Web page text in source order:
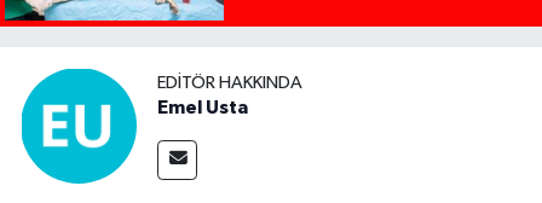
EDITÖR HAKKINDA
Emel Usta